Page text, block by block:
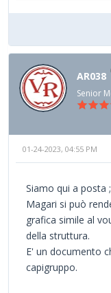
AR038
Senior
01-24-2023, 04:55 PM
Siamo qui a posta
Magari si può
grafica simile al
della struttura.
E' un documento
capigruppo.